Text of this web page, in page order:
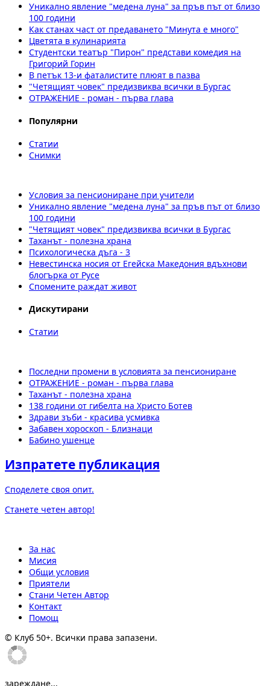
Уникално явление "медена луна" за пръв път от близо
100 години
Как станах част от предаването "Минута е много"
Цветята в кулинарията
Студентски театър "Пирон" представи комедия на
Григорий Горин
В петък 13-и фаталистите плюят в пазва
"Четящият човек" предизвиква всички в Бургас
ОТРАЖЕНИЕ - роман - първа глава
Популярни
Статии
Снимки
Условия за пенсиониране при учители
Уникално явление "медена луна" за пръв път от близо
100 години
"Четящият човек" предизвиква всички в Бургас
Таханът - полезна храна
Психологичeска дъга - 3
Невестинска носия от Егейска Македония вдъхнови
блогърка от Русе
Спомените раждат живот
Дискутирани
Статии
Последни промени в условията за пенсиониране
ОТРАЖЕНИЕ - роман - първа глава
Таханът - полезна храна
138 години от гибелта на Христо Ботев
Здрави зъби - красива усмивка
Забавен хороскоп - Близнаци
Бабино ушенце
Изпратете публикация
Споделете своя опит.
Станете четен автор!
За нас
Мисия
Общи условия
Приятели
Стани Четен Автор
Контакт
Помощ
© Клуб 50+. Всички права запазени.
зареждане...